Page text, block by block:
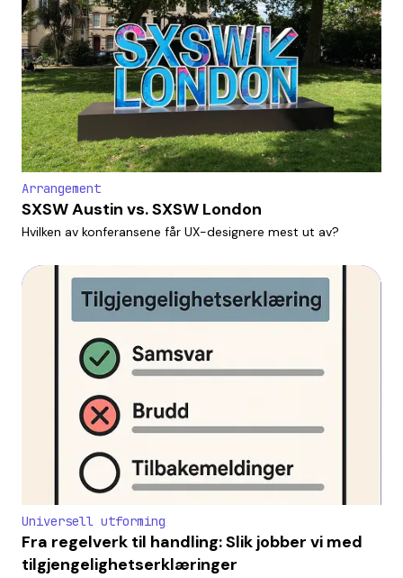
Arrangement
SXSW Austin vs. SXSW London
Hvilken av konferansene får UX-designere mest ut av?
Universell utforming
Fra regelverk til handling: Slik jobber vi med
tilgjengelighetserklæringer